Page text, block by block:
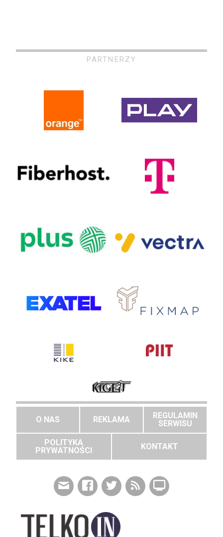
PARTNERZY
O NAS REKLAMA
REGULAMIN
SERWISU
POLITYKA
PRYWATNOŚCI
KONTAKT